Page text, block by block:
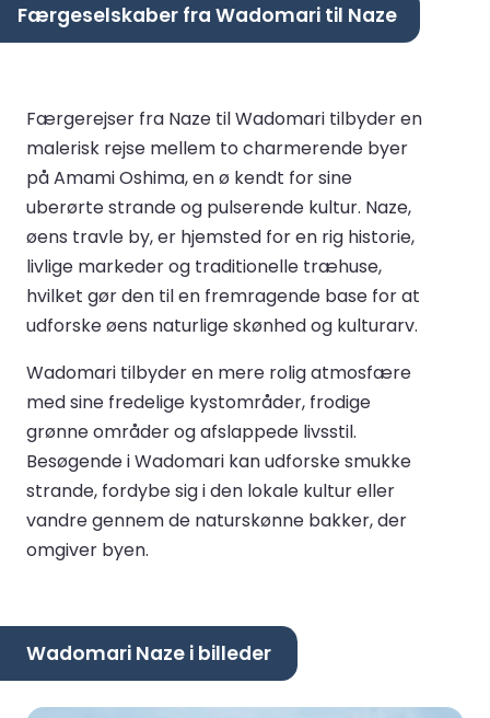
Færgeselskaber fra Wadomari til Naze
Færgerejser fra Naze til Wadomari tilbyder en
malerisk rejse mellem to charmerende byer
på Amami Oshima, en ø kendt for sine
uberørte strande og pulserende kultur. Naze,
øens travle by, er hjemsted for en rig historie,
livlige markeder og traditionelle træhuse,
hvilket gør den til en fremragende base for at
udforske øens naturlige skønhed og kulturarv.
Wadomari tilbyder en mere rolig atmosfære
med sine fredelige kystområder, frodige
grønne områder og afslappede livsstil.
Besøgende i Wadomari kan udforske smukke
strande, fordybe sig i den lokale kultur eller
vandre gennem de naturskønne bakker, der
omgiver byen.
Wadomari Naze i billeder